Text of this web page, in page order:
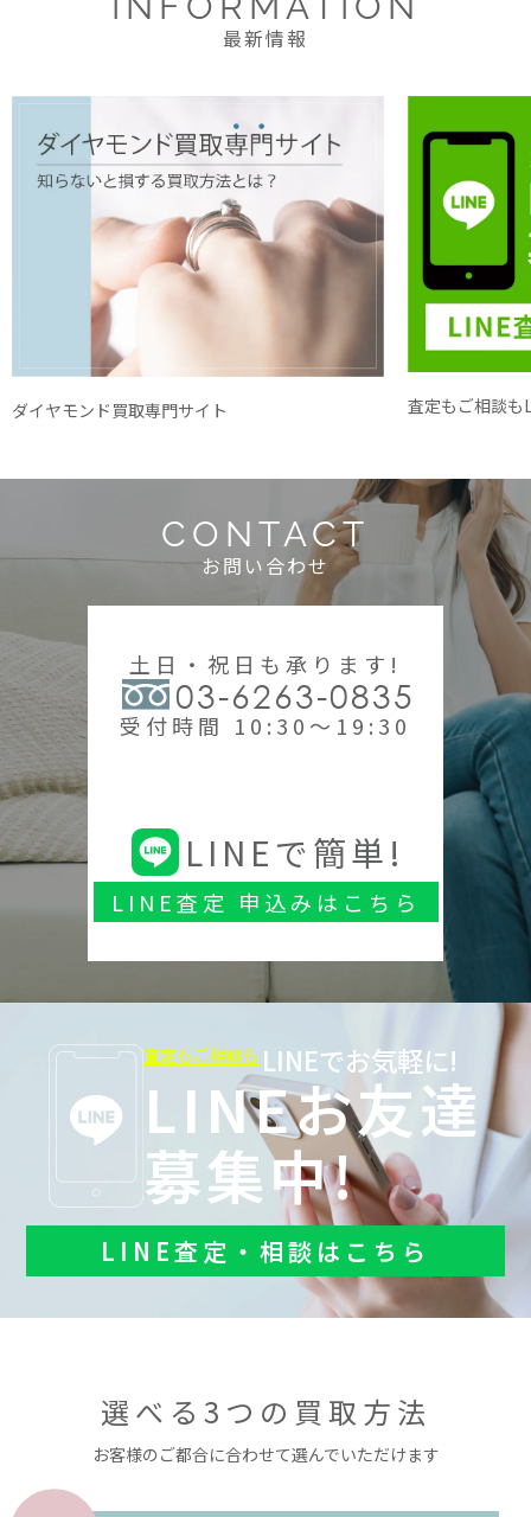
最新情報
ダイヤモンド買取専門サイト 査定もご相談も
CONTACT
お問い合わせ
土日・祝日も承ります!
03-6263-0835
受付時間 10:30～19:30
LINEで簡単!
LINE査定 申込みはこちら
査定もご相談も LINEでお気軽に!
LINEお友達
募集中!
LINE査定・相談はこちら
選べる3つの買取方法
お客様のご都合に合わせて選んでいただけます